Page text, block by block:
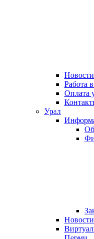
Новости
Работа
Оплата
Урал
Новости